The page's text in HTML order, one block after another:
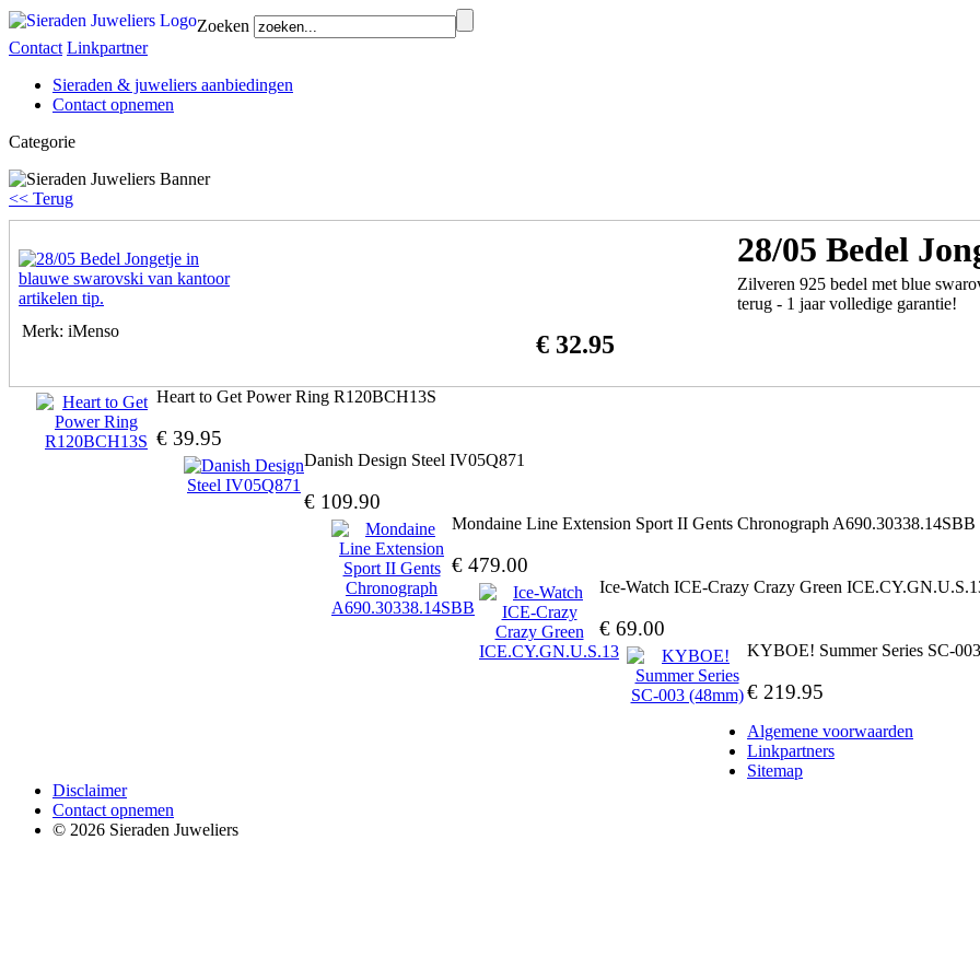
Zoeken
Contact Linkpartner
Sieraden & juweliers aanbiedingen
Contact opnemen
Categorie
<< Terug
28/05 Bedel
Zilveren 925 bedel met blue
terug - 1 jaar volledige garantie!
Merk: iMenso
€ 32.95
Heart to Get Power Ring R120BCH13S
€ 39.95
Danish Design Steel IV05Q871
€ 109.90
Mondaine Line Extension Sport II Gents Chronograph A690.30338.14SBB
€ 479.00
Ice-Watch ICE-Crazy Crazy Green
€ 69.00
KYBOE! Summer Series SC-
€ 219.95
Algemene voorwaarden
Linkpartners
Sitemap
Disclaimer
Contact opnemen
© 2026 Sieraden Juweliers